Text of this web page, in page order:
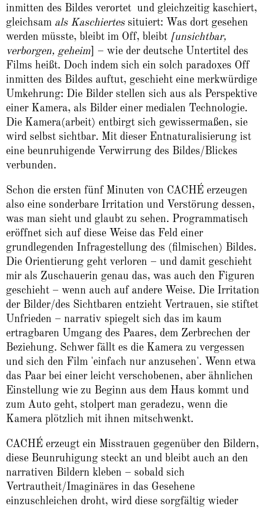
inmitten des Bildes verortet und gleichzeitig kaschiert,
gleichsam als Kaschiertessituiert: Was dort gesehen
werden müsste, bleibt im Off, bleibt [unsichtbar,
verborgen, geheim ] – wie der deutsche Untertitel des
Films heißt. Doch indem sich ein solch paradoxes Off
inmitten des Bildes auftut, geschieht eine merkwürdige
Umkehrung: Die Bilder stellen sich aus als Perspektive
einer Kamera, als Bilder einer medialen Technologie.
Die Kamera(arbeit) entbirgt sich gewissermaßen, sie
wird selbst sichtbar. Mit dieser Entnaturalisierung ist
eine beunruhigende Verwirrung des Bildes/Blickes
verbunden.
Schon die ersten fünf Minuten von CACHÉ erzeugen
also eine sonderbare Irritation und Verstörung dessen,
was man sieht und glaubt zu sehen. Programmatisch
eröffnet sich auf diese Weise das Feld einer
grundlegenden Infragestellung des (filmischen) Bildes.
Die Orientierung geht verloren – und damit geschieht
mir als Zuschauerin genau das, was auch den Figuren
geschieht – wenn auch auf andere Weise. Die Irritation
der Bilder/des Sichtbaren entzieht Vertrauen, sie stiftet
Unfrieden – narrativ spiegelt sich das im kaum
ertragbaren Umgang des Paares, dem Zerbrechen der
Beziehung. Schwer fällt es die Kamera zu vergessen
und sich den Film 'einfach nur anzusehen'. Wenn etwa
das Paar bei einer leicht verschobenen, aber ähnlichen
Einstellung wie zu Beginn aus dem Haus kommt und
zum Auto geht, stolpert man geradezu, wenn die
Kamera plötzlich mit ihnen mitschwenkt.
CACHÉ erzeugt ein Misstrauen gegenüber den Bildern,
diese Beunruhigung steckt an und bleibt auch an den
narrativen Bildern kleben – sobald sich
Vertrautheit/Imaginäres in das Gesehene
einzuschleichen droht, wird diese sorgfältig wieder